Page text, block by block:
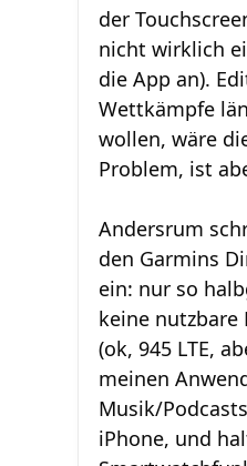
der
nicht wirklich
die App an).
Wettkämpfe
wollen, wäre
Problem, ist
Andersrum
den Garmins
ein: nur so
keine
(ok, 945 LTE,
meinen
Musik/
iPhone, und